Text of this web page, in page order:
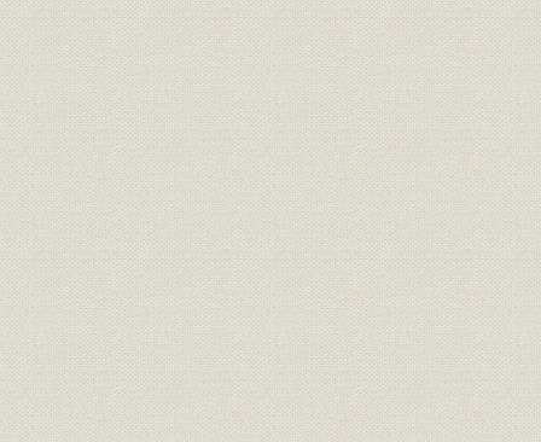
設備;催し
21世紀への架け橋 1990●平成2
年→平成9年●1997
平成9年